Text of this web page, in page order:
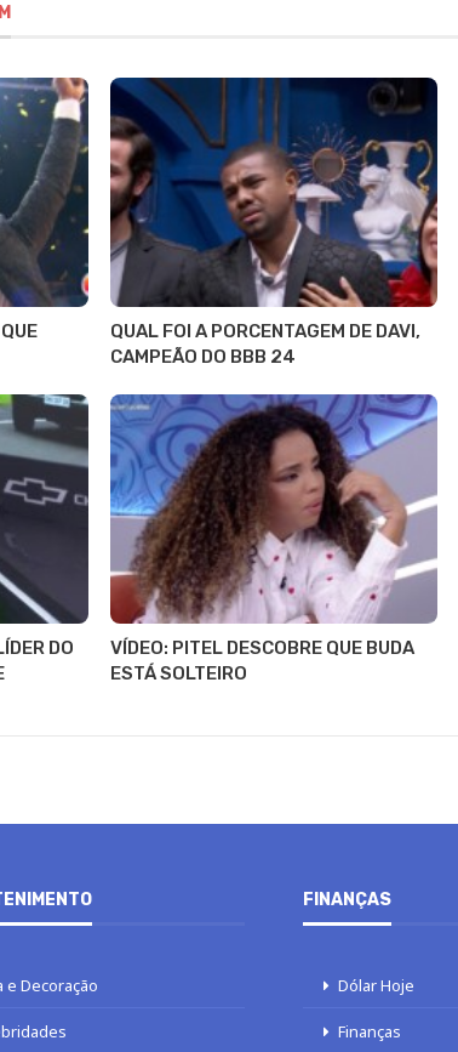
QUAL FOI A PORCENTAGEM DE DAVI,
CAMPEÃO DO BBB 24
DO
VÍDEO: PITEL DESCOBRE QUE BUDA
ESTÁ SOLTEIRO
e Decoração
FINANÇAS
Dólar Hoje
Finanças